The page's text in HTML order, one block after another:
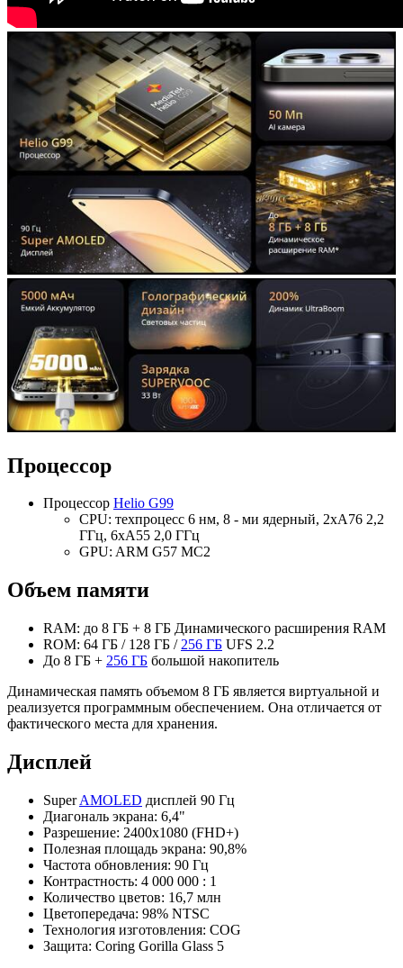
Процессор
Процессор Helio G99
CPU: техпроцесс 6 нм, 8 - ми ядерный, 2хА76 2,2
ГГц, 6хА55 2,0 ГГц
GPU: ARM G57 MC2
Объем памяти
RAM: до 8 ГБ + 8 ГБ Динамического расширения RAM
ROM: 64 ГБ / 128 ГБ / 256 ГБ UFS 2.2
До 8 ГБ + 256 ГБ большой накопитель
Динамическая память объемом 8 ГБ является виртуальной и
реализуется программным обеспечением. Она отличается от
фактического места для хранения.
Дисплей
SuperAMOLED дисплей 90 Гц
Диагональ экрана: 6,4"
Разрешение: 2400х1080 (FHD+)
Полезная площадь экрана: 90,8%
Частота обновления: 90 Гц
Контрастность: 4 000 000 : 1
Количество цветов: 16,7 млн
Цветопередача: 98% NTSC
Технология изготовления: COG
Защита: Coring Gorilla Glass 5